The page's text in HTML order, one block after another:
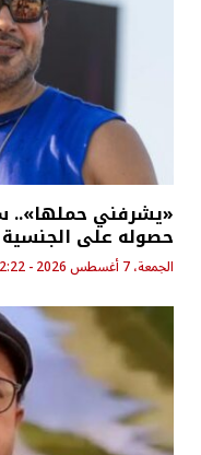
«يشرفني حملها»..
حصوله على
الجمعة، 7 أغسطس 2026 - 12:22 ص